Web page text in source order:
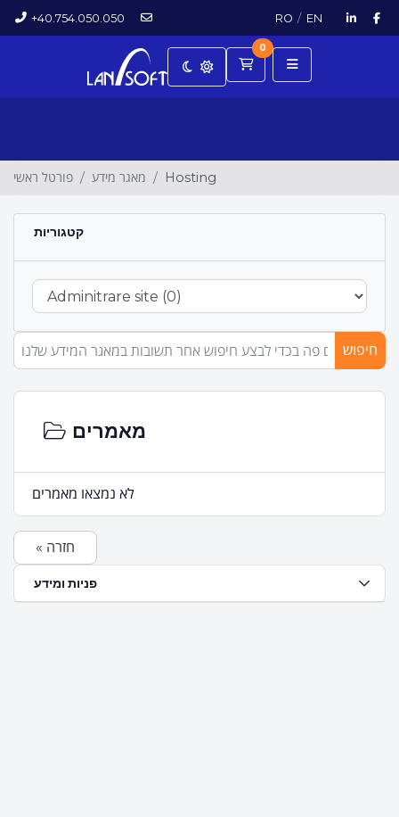
+40.754.050.050 RO / EN
0
עגלת קניות
פורטל ראשי מאגר מידע Hosting
קטגוריות
חיפוש
מאמרים
לא נמצאו מאמרים
« חזרה
פניות ומידע